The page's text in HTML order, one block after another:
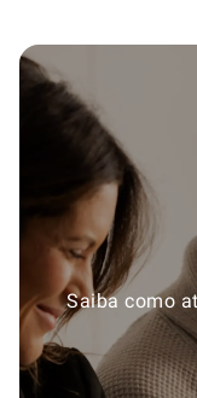
Saiba como